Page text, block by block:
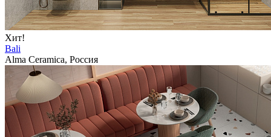
Хит!
Bali
Alma Ceramica, Россия